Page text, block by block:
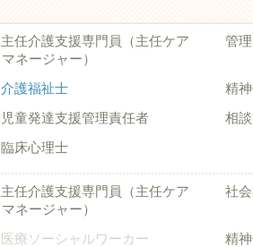
主任介護支援専門員（主任ケア
マネージャー）
管
介護福祉士 精
児童発達支援管理責任者 相
臨床心理士
主任介護支援専門員（主任ケア
マネージャー）
社
医療ソーシャルワーカー
精